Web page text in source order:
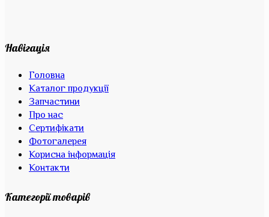
Навігація
Головна
Каталог продукції
Запчастини
Про нас
Сертифікати
Фотогалерея
Корисна інформація
Контакти
Категорії товарів